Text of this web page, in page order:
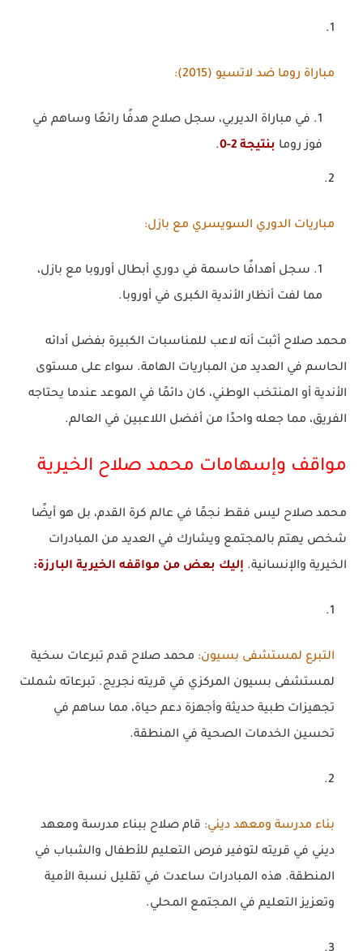
مباراة روما ضد لاتسيو (2015) :
في مباراة الديربي، سجل صلاح هدفًا رائعًا وساهم في
فوز روما بنتيجة 2-0 .
مباريات الدوري السويسري مع بازل:
سجل أهدافًا حاسمة في دوري أبطال أوروبا مع بازل،
مما لفت أنظار الأندية الكبرى في أوروبا.
محمد صلاح أثبت أنه لاعب للمناسبات الكبيرة بفضل أدائه
الحاسم في العديد من المباريات الهامة. سواء على مستوى
الأندية أو المنتخب الوطني، كان دائمًا في الموعد عندما يحتاجه
الفريق، مما جعله واحدًا من أفضل اللاعبين في العالم.
مواقف وإسهامات محمد صلاح الخيرية
محمد صلاح ليس فقط نجمًا في عالم كرة القدم، بل هو أيضًا
شخص يهتم بالمجتمع ويشارك في العديد من المبادرات
الخيرية والإنسانية. إليك بعض من مواقفه الخيرية البارزة:
التبرع لمستشفى بسيون: محمد صلاح قدم تبرعات سخية
لمستشفى بسيون المركزي في قريته نجريج. تبرعاته شملت
تجهيزات طبية حديثة وأجهزة دعم حياة، مما ساهم في
تحسين الخدمات الصحية في المنطقة.
بناء مدرسة ومعهد ديني: قام صلاح ببناء مدرسة ومعهد
ديني في قريته لتوفير فرص التعليم للأطفال والشباب في
المنطقة. هذه المبادرات ساعدت في تقليل نسبة الأمية
وتعزيز التعليم في المجتمع المحلي.